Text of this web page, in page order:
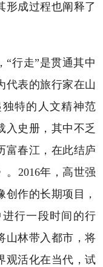
形成过程也阐释了
“行走”是贯通其中
代表的旅行家在山
特的人文精神范
入史册，其中不乏
富春江，在此结庐
。2016年，高世强
作的长期项目，
行一段时间的行
山林带入都市，将
观活化在当代，试